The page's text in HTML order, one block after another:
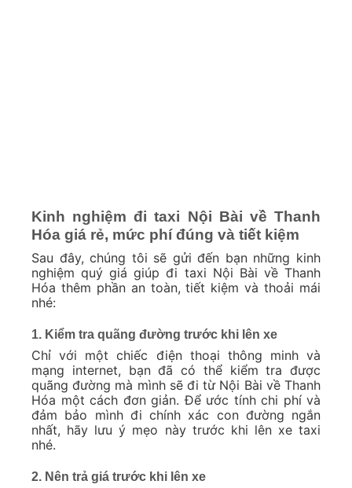
Kinh nghiệm đi taxi Nội Bài về Thanh
Hóa giá rẻ, mức phí đúng và tiết kiệm
Sau đây, chúng tôi sẽ gửi đến bạn những kinh
nghiệm quý giá giúp đi taxi Nội Bài về Thanh
Hóa thêm phần an toàn, tiết kiệm và thoải mái
nhé:
1. Kiểm tra quãng đường trước khi lên xe
Chỉ với một chiếc điện thoại thông minh và
mạng internet, bạn đã có thể kiểm tra được
quãng đường mà mình sẽ đi từ Nội Bài về Thanh
Hóa một cách đơn giản. Để ước tính chi phí và
đảm bảo mình đi chính xác con đường ngắn
nhất, hãy lưu ý mẹo này trước khi lên xe taxi
nhé.
2. Nên trả giá trước khi lên xe